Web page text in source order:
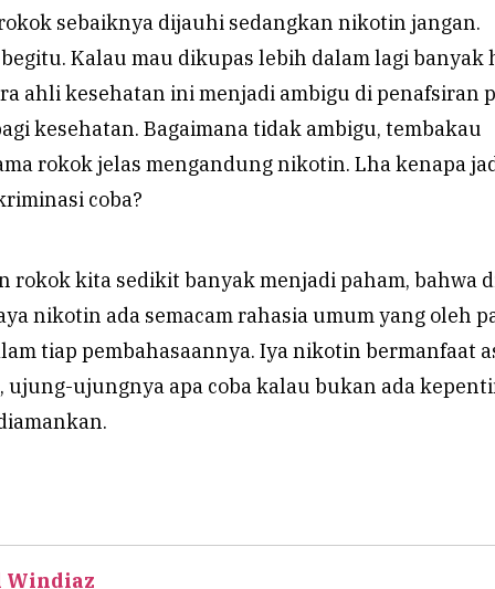
sebaiknya dijauhi sedangkan nikotin jangan.
Kalau mau dikupas lebih dalam lagi banyak
ahli kesehatan ini menjadi ambigu di penafsiran
kesehatan. Bagaimana tidak ambigu, tembakau
rokok jelas mengandung nikotin. Lha kenapa
coba?
rokok kita sedikit banyak menjadi paham, bahwa
nikotin ada semacam rahasia umum yang oleh
tiap pembahasaannya. Iya nikotin bermanfaat
ujung-ujungnya apa coba kalau bukan ada
Windiaz